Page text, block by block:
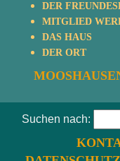
DER
MITGLIED
DAS HAUS
DER ORT
Suchen nach: